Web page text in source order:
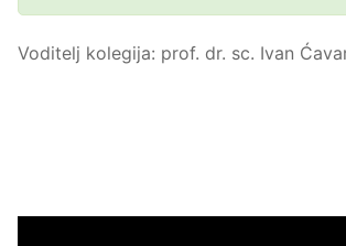
Voditelj kolegija: prof. dr. sc. Ivan